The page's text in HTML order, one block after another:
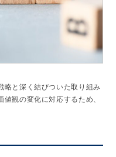
略と深く結びついた取り組み
観の変化に対応するため、